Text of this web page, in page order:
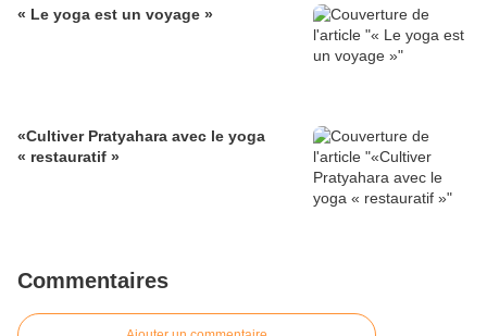
« Le yoga est un voyage »
«Cultiver Pratyahara avec le yoga
« restauratif »
Commentaires